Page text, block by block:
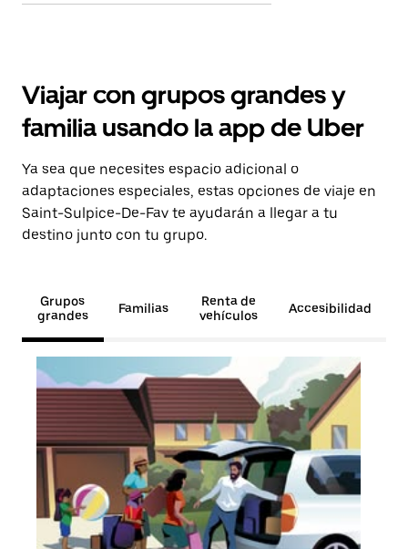
Viajar con grupos grandes y
familia usando la app de Uber
Ya sea que necesites espacio adicional o
adaptaciones especiales, estas opciones de viaje en
Saint-Sulpice-De-Fav te ayudarán a llegar a tu
destino junto con tu grupo.
Grupos
grandes
Familias
Renta de
vehículos
Accesibilidad